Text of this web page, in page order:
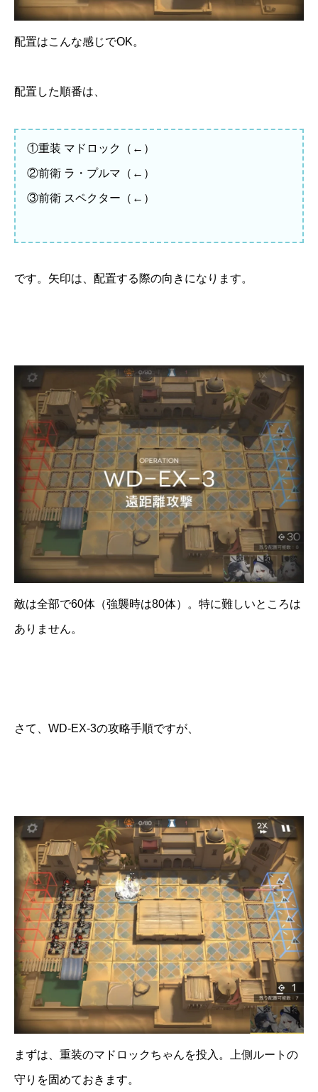
配置はこんな感じでOK。
配置した順番は、
①重装 マドロック（←）
②前衛 ラ・プルマ（←）
③前衛 スペクター（←）
です。矢印は、配置する際の向きになります。
敵は全部で60体（強襲時は80体）。特に難しいところは
ありません。
さて、WD-EX-3の攻略手順ですが、
まずは、重装のマドロックちゃんを投入。上側ルートの
守りを固めておきます。